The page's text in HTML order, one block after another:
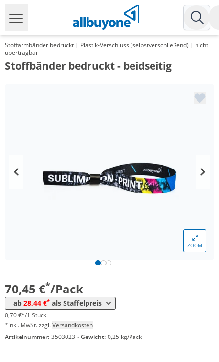
Stoffarmbänder bedruckt | Plastik-Verschluss (selbstverschließend) | nicht
übertragbar
Stoffbänder bedruckt - beidseitig
ZOOM
70,45 €*/Pack
ab 28,44 €* als Staffelpreis
ab 2 Pack 61,52 €* 0,62 €*/1Stück
* 0,57 €*/1Stück
ab 100 Pack
ab 300 Pack 28,44 €*
0,70 €*/1 Stück
*inkl. MwSt. zzgl.Versandkosten
Artikelnummer: 3503023 · Gewicht: 0,25 kg/Pack